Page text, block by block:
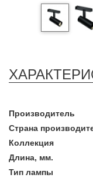
Производитель
Страна
Коллекция
Длина, мм.
Тип лампы